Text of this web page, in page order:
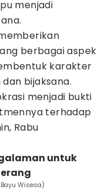
menjadi
berbagai aspek
karakter
bijaksana.
menjadi bukti
terhadap
Rabu
untuk
Wisesa)